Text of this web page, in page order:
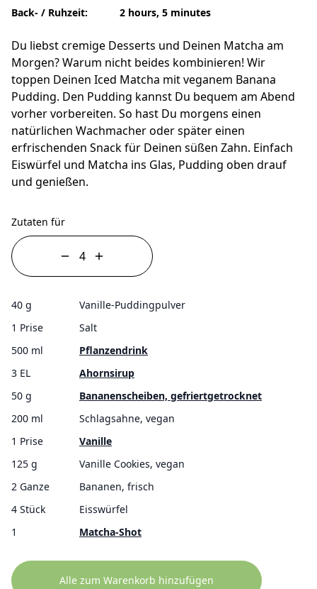
Back- / Ruhzeit:
2 hours, 5 minutes
Du liebst cremige Desserts und Deinen Matcha am
Morgen? Warum nicht beides kombinieren! Wir
toppen Deinen Iced Matcha mit veganem Banana
Pudding. Den Pudding kannst Du bequem am Abend
vorher vorbereiten. So hast Du morgens einen
natürlichen Wachmacher oder später einen
erfrischenden Snack für Deinen süßen Zahn. Einfach
Eiswürfel und Matcha ins Glas, Pudding oben drauf
und genießen.
Zutaten für
40 g
Vanille-Puddingpulver
1 Prise
Salt
500 ml
Pflanzendrink
3 EL
Ahornsirup
50 g
Bananenscheiben, gefriertgetrocknet
200 ml
Schlagsahne, vegan
1 Prise
Vanille
125 g
Vanille Cookies, vegan
2 Ganze
Bananen, frisch
4 Stück
Eisswürfel
1
Matcha-Shot
Alle zum Warenkorb hinzufügen